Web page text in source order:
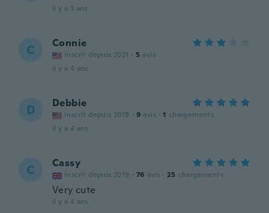
il y a 3 ans
C Connie
Inscrit depuis 2021 · 5 avis
il y a 4 ans
D Debbie
Inscrit depuis 2019 · 9 avis · 1 chargements
il y a 4 ans
C Cassy
Inscrit depuis 2019 · 76 avis · 25 chargements
Very cute
il y a 4 ans